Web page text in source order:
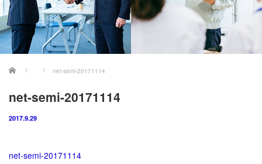
ホーム net-semi-20171114
net-semi-20171114
2017.9.29
net-semi-20171114